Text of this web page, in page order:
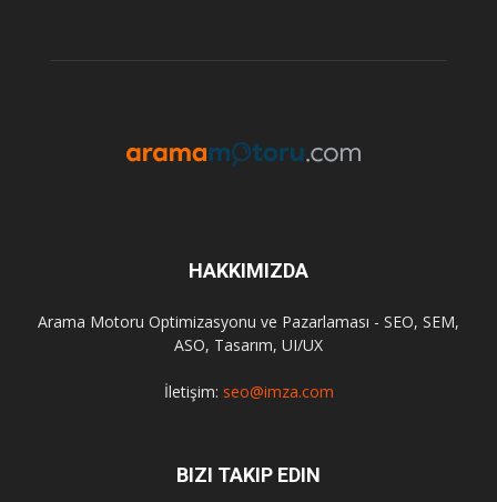
HAKKIMIZDA
Arama Motoru Optimizasyonu ve Pazarlaması - SEO, SEM,
ASO, Tasarım, UI/UX
İletişim: seo@imza.com
BIZI TAKIP EDIN